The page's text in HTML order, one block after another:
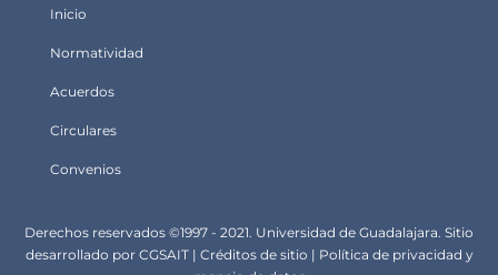
principal
Inicio
Normatividad
Acuerdos
Circulares
Convenios
Derechos
Derechos reservados ©1997 - 2021. Universidad de Guadalajara. Sitio
desarrollado por CGSAIT | Créditos de sitio | Política de privacidad y